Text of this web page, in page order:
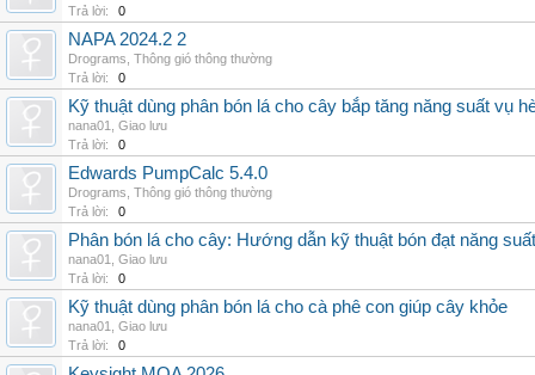
Trả lời:
0
NAPA 2024.2 2
Drograms Thông gió thông thường
Trả lời:
0
Kỹ thuật dùng phân bón lá cho cây bắp tăng năng suất vụ
nana01
Giao lưu
Trả lời:
0
Edwards PumpCalc 5.4.0
Drograms Thông gió thông thường
Trả lời:
0
Phân bón lá cho cây: Hướng dẫn kỹ thuật bón đạt năng suất
nana01
Giao lưu
Trả lời:
0
Kỹ thuật dùng phân bón lá cho cà phê con giúp cây khỏe
nana01
Giao lưu
Trả lời:
0